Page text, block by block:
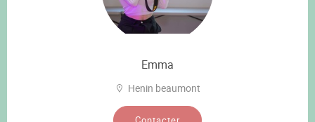
Emma
Henin beaumont